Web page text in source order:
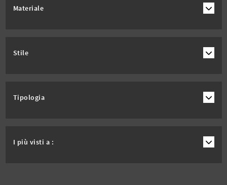
Materiale
Stile
Tipologia
I più visti a :